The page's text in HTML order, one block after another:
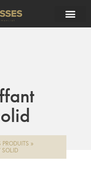
PRODUITS »
SOLID